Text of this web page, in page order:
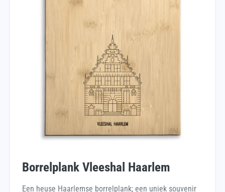
Borrelplank Vleeshal Haarlem
Een heuse Haarlemse borrelplank; een uniek souvenir